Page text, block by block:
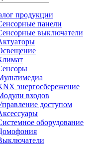
продукции
панели
выключатели
энергосбережение
входов
доступом
оборудование